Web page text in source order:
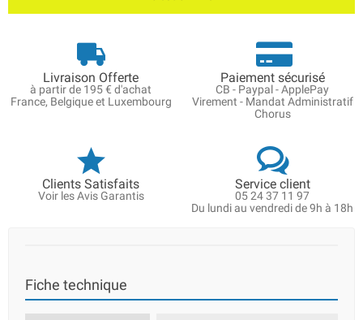
Livraison Offerte
à partir de 195 € d'achat
France, Belgique et Luxembourg
Paiement sécurisé
CB - Paypal - ApplePay
Virement - Mandat Administratif
Chorus
Clients Satisfaits
Voir les Avis Garantis
Service client
05 24 37 11 97
Du lundi au vendredi de 9h à 18h
Fiche technique